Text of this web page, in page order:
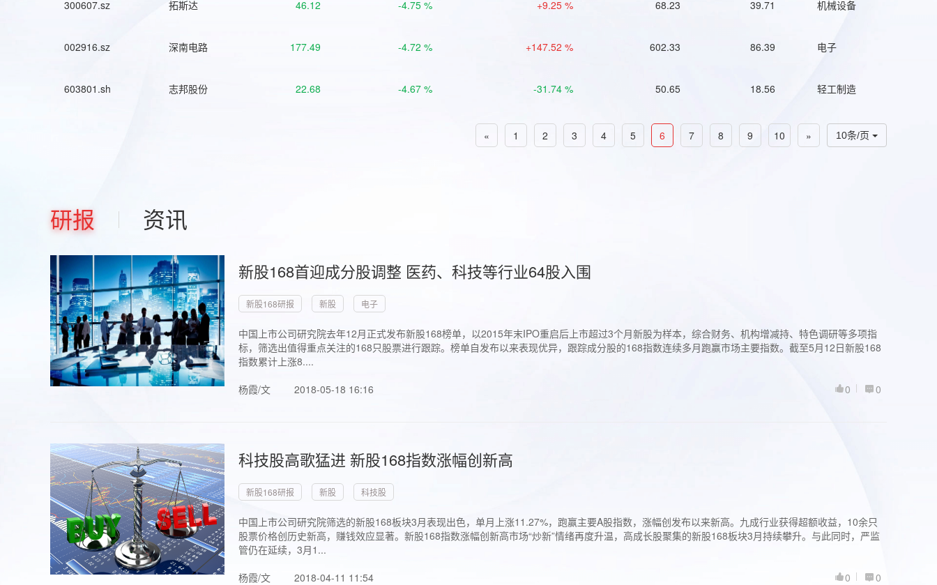
300607.sz 拓斯达 46.12 -4.75 % +9.25 % 68.23 39.71 机械设备
002916.sz 深南电路 177.49 -4.72 % +147.52 % 602.33 86.39 电子
603801.sh 志邦股份 22.68 -4.67 % -31.74 % 50.65 18.56 轻工制造
10条/页
« 1 2 3 4 5 6 7 8 9 10 »
研报 资讯
新股168首迎成分股调整 医药、科技等行业64股入围
新股168研报 新股 电子
中国上市公司研究院去年12月正式发布新股168榜单，以2015年末IPO重启后上市超过3个月新股为样本，综合财务、机构增减持、特色调研等多项指
标，筛选出值得重点关注的168只股票进行跟踪。榜单自发布以来表现优异，跟踪成分股的168指数连续多月跑赢市场主要指数。截至5月12日新股168
指数累计上涨8....
杨霞/文
2018-05-18 16:16 0
0
科技股高歌猛进 新股168指数涨幅创新高
新股168研报 新股 科技股
中国上市公司研究院筛选的新股168板块3月表现出色，单月上涨11.27%，跑赢主要A股指数，涨幅创发布以来新高。九成行业获得超额收益，10余只
股票价格创历史新高，赚钱效应显著。新股168指数涨幅创新高市场“炒新”情绪再度升温，高成长股聚集的新股168板块3月持续攀升。与此同时，严监
管仍在延续，3月1...
杨霞/文
2018-04-11 11:54 0
0